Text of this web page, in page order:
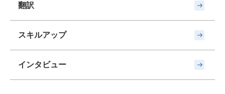
翻訳
スキルアップ
インタビュー